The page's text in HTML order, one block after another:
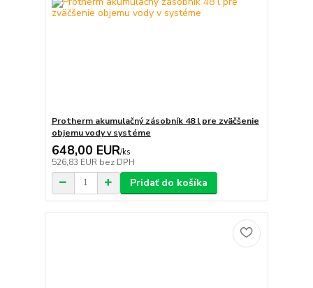
Protherm akumulačný zásobník 48 l pre zväčšenie
objemu vody v systéme
648,00 EUR/ks
526,83 EUR bez DPH
Pridať do košíka